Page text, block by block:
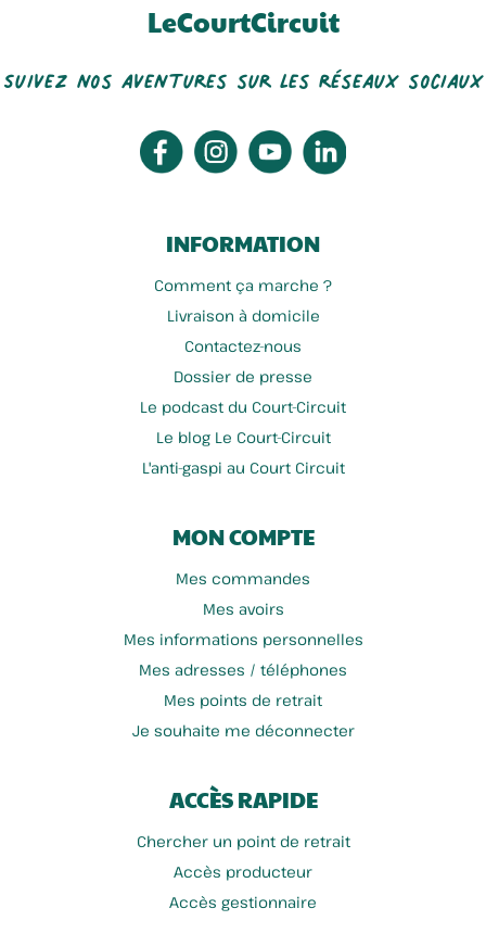
LeCourtCircuit
Suivez nos aventures sur les réseaux sociaux
INFORMATION
Comment ça marche ?
Livraison à domicile
Contactez-nous
Dossier de presse
Le podcast du Court-Circuit
Le blog Le Court-Circuit
L'anti-gaspi au Court Circuit
MON COMPTE
Mes commandes
Mes avoirs
Mes informations personnelles
Mes adresses / téléphones
Mes points de retrait
Je souhaite me déconnecter
ACCÈS RAPIDE
Chercher un point de retrait
Accès producteur
Accès gestionnaire